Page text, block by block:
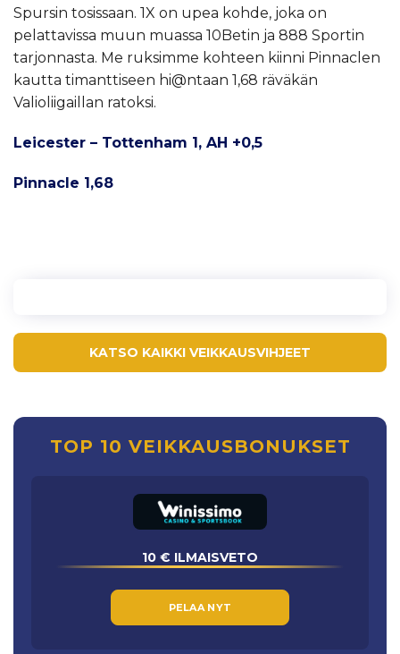
Spursin tosissaan. 1X on upea kohde, joka on
pelattavissa muun muassa 10Betin ja 888 Sportin
tarjonnasta. Me ruksimme kohteen kiinni Pinnaclen
kautta timanttiseen hi@ntaan 1,68 räväkän
Valioliigaillan ratoksi.
Leicester – Tottenham 1, AH +0,5
Pinnacle 1,68
KATSO KAIKKI VEIKKAUSVIHJEET
TOP 10 VEIKKAUSBONUKSET
10 € ILMAISVETO
PELAA NYT